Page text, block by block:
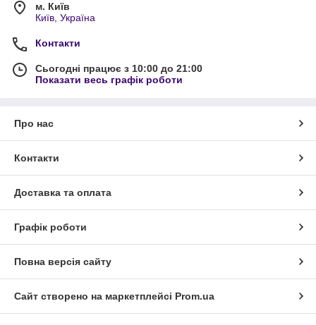
м. Київ
Київ, Україна
Контакти
Сьогодні працює з 10:00 до 21:00
Показати весь графік роботи
Про нас
Контакти
Доставка та оплата
Графік роботи
Повна версія сайту
Сайт створено на маркетплейсі Prom.ua